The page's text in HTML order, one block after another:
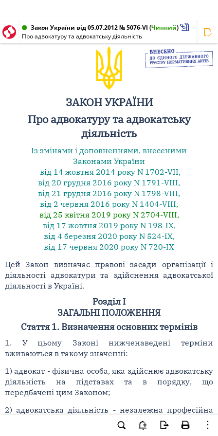
Закон України від 05.07.2012 № 5076-VI (Чинний)
Про адвокатуру та адвокатську діяльність